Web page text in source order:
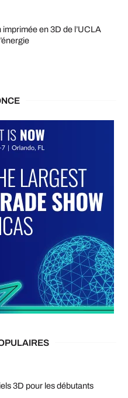
en 3D de l’UCLA
3D pour les débutants